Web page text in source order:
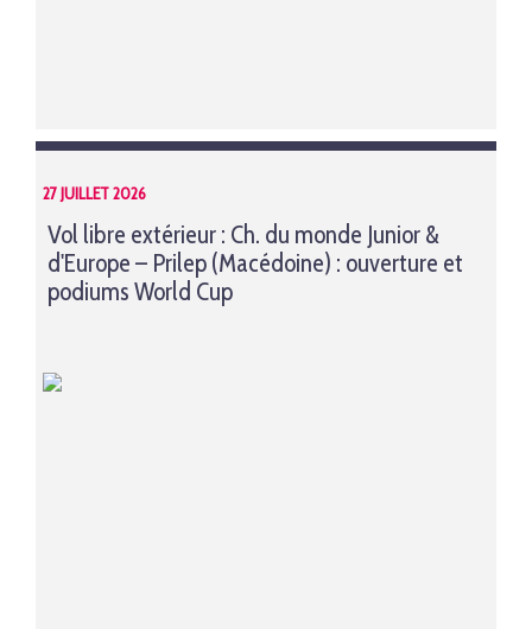
27 JUILLET 2026
Vol libre extérieur : Ch. du monde Junior &
d'Europe – Prilep (Macédoine) : ouverture et
podiums World Cup